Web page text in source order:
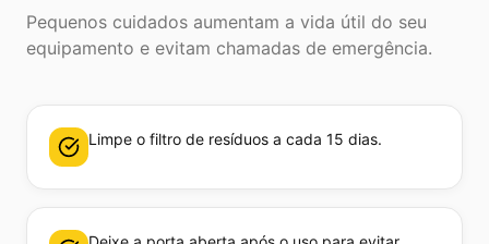
Pequenos cuidados aumentam a vida útil do seu
equipamento e evitam chamadas de emergência.
Limpe o filtro de resíduos a cada 15 dias.